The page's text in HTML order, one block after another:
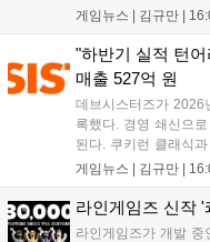
무기 스킬을 활용한
혜택을 지급하며, 상
는 게임 접속 및 주요
게임뉴스 | 김규만 |
"하반기 실적 턴
매출 527억 원
데브시스터즈가 2026
록했다. 경영 쇄신으
된다. 쿠키런 클래식
기는 13일 첫 업데이
이다. 회사는 비용 효
게임뉴스 | 김규만 |
라인게임즈 신작
라인게임즈가 개발 중